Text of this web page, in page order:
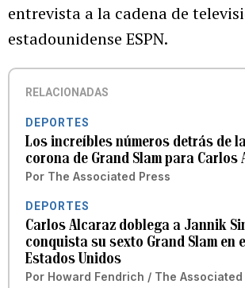
entrevista a la cadena de
estadounidense ESPN.
RELACIONADAS
DEPORTES
Los increíbles números detrás de
corona de Grand Slam para Carlos
Por The Associated Press
DEPORTES
Carlos Alcaraz doblega a Jannik
conquista su sexto Grand Slam en
Estados Unidos
Por Howard Fendrich / The Associated